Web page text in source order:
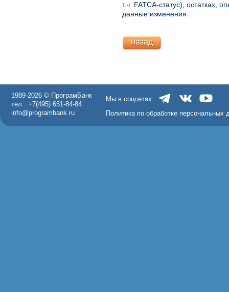
т.ч. FATCA-статус), остатках,
данные изменения.
назад
1989-2026 © ПрограмБанк
тел.: +7(495) 651-84-84
info@programbank.ru
Мы в соцсетях:
Политика по обработке персональных